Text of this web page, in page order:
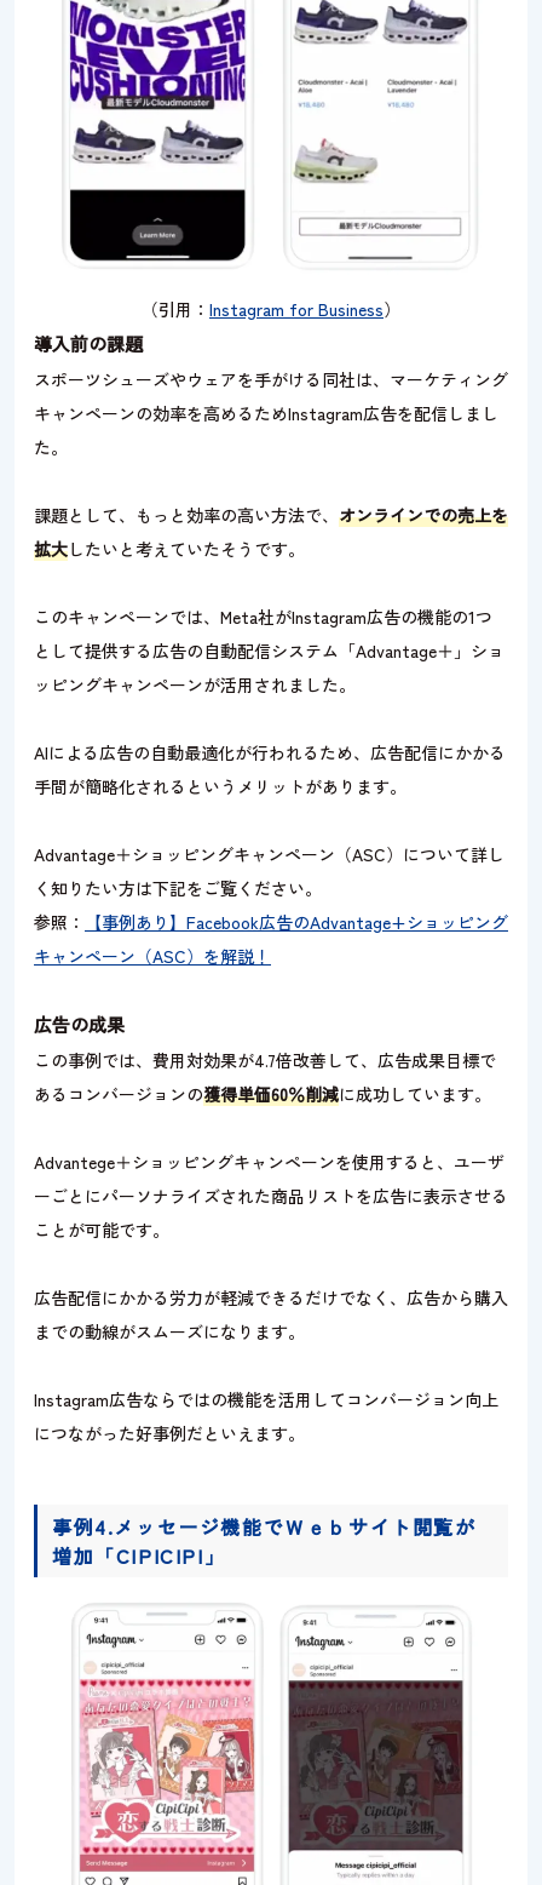
（引用： Instagram for Business）
導入前の課題
スポーツシューズやウェアを手がける同社は、マーケティング
キャンペーンの効率を高めるためInstagram広告を配信しまし
た。
課題として、もっと効率の高い方法で、 オンラインでの売上を
拡大したいと考えていたそうです。
このキャンペーンでは、Meta社がInstagram広告の機能の1つ
として提供する広告の自動配信システム「Advantage＋」ショ
ッピングキャンペーンが活用されました。
AIによる広告の自動最適化が行われるため、広告配信にかかる
手間が簡略化されるというメリットがあります。
Advantage＋ショッピングキャンペーン（ASC）について詳し
く知りたい方は下記をご覧ください。
参照：
【事例あり】Facebook広告のAdvantage+ショッピング
キャンペーン（ASC）を解説！
広告の成果
この事例では、費用対効果が4.7倍改善して、広告成果目標で
あるコンバージョンの獲得単価60％削減に成功しています。
Advantege＋ショッピングキャンペーンを使用すると、ユーザ
ーごとにパーソナライズされた商品リストを広告に表示させる
ことが可能です。
広告配信にかかる労力が軽減できるだけでなく、広告から購入
までの動線がスムーズになります。
Instagram広告ならではの機能を活用してコンバージョン向上
につながった好事例だといえます。
事例4.メッセージ機能でＷｅｂサイト閲覧が
増加「CIPICIPI」